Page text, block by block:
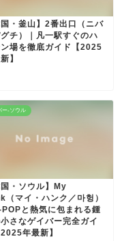
国・釜山】2番出口（ニバ
チ）｜凡一駅すぐのハ
ン場を徹底ガイド【2025
】
ー-ソウル
国・ソウル】My
（マイ・ハンク／마헝）
POPと熱気に包まれる鍾
さなゲイバー完全ガイ
2025年最新】